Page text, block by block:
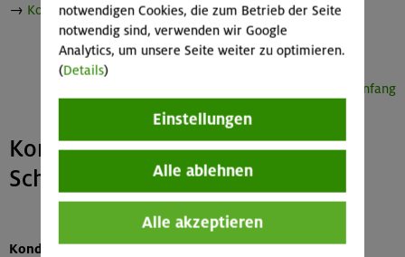
→ Konditionsbewertung
Seitenanfang
Konditionsbewertung für
Schneeschuhtouren
Kondition gering
notwendigen Cookies, die zum Betrieb der Seite
notwendig sind, verwenden wir Google
Analytics, um unsere Seite weiter zu optimieren.
(Details)
Einstellungen
Alle ablehnen
Alle akzeptieren